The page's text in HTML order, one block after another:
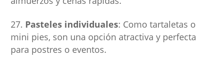
Pasteles individuales: Como tartaletas o
mini pies, son una opción atractiva y perfecta
para postres o eventos.